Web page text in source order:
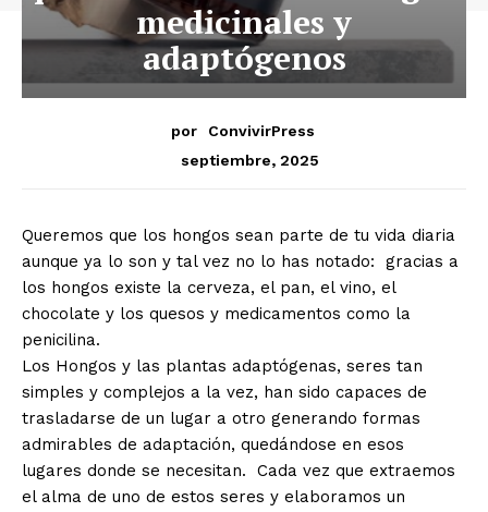
medicinales y
adaptógenos
por
ConvivirPress
septiembre, 2025
Queremos que los hongos sean parte de tu vida diaria
aunque ya lo son y tal vez no lo has notado: gracias a
los hongos existe la cerveza, el pan, el vino, el
chocolate y los quesos y medicamentos como la
penicilina.
Los Hongos y las plantas adaptógenas, seres tan
simples y complejos a la vez, han sido capaces de
trasladarse de un lugar a otro generando formas
admirables de adaptación, quedándose en esos
lugares donde se necesitan. Cada vez que extraemos
el alma de uno de estos seres y elaboramos un